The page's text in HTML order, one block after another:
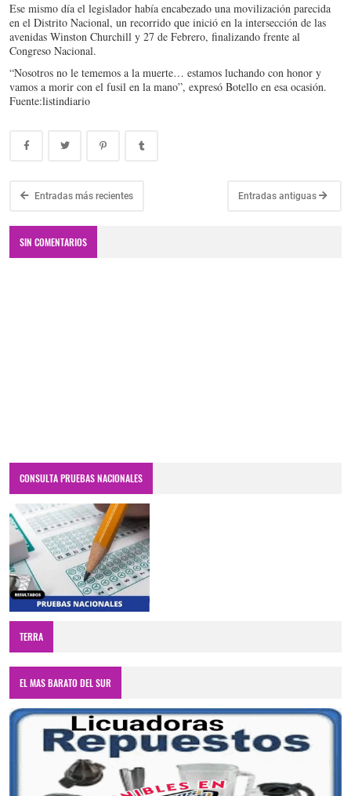
Ese mismo día el legislador había encabezado una movilización parecida
en el Distrito Nacional, un recorrido que inició en la intersección de las
avenidas Winston Churchill y 27 de Febrero, finalizando frente al
Congreso Nacional.
“Nosotros no le tememos a la muerte… estamos luchando con honor y
vamos a morir con el fusil en la mano”, expresó Botello en esa ocasión.
Fuente:listindiario
Entradas más recientes Entradas antiguas
SIN COMENTARIOS
CONSULTA PRUEBAS NACIONALES
TERRA
EL MAS BARATO DEL SUR